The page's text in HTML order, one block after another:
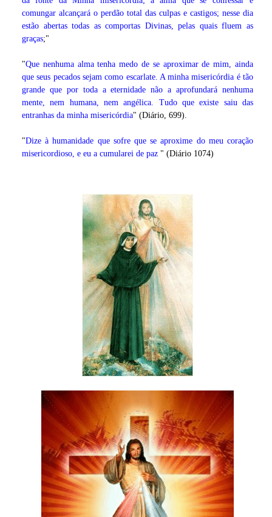
comungar alcançará o perdão total das culpas e castigos; nesse dia
estão abertas todas as comportas Divinas, pelas quais fluem as
graças;"
"Que nenhuma alma tenha medo de se aproximar de mim, ainda
que seus pecados sejam como escarlate. A minha misericórdia é tão
grande que por toda a eternidade não a aprofundará nenhuma
mente, nem humana, nem angélica. Tudo que existe saiu das
entranhas da minha misericórdia" (Diário, 699).
"Dize à humanidade que sofre que se aproxime do meu coração
misericordioso, e eu a cumularei de paz" (Diário 1074)